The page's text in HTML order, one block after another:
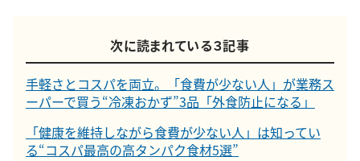
次に読まれている３記事
手軽さとコスパを両立。「食費が少ない人」が業務ス
ーパーで買う“冷凍おかず”3品「外食防止になる」
「健康を維持しながら食費が少ない人」は知ってい
る“コスパ最高の高タンパク食材5選”